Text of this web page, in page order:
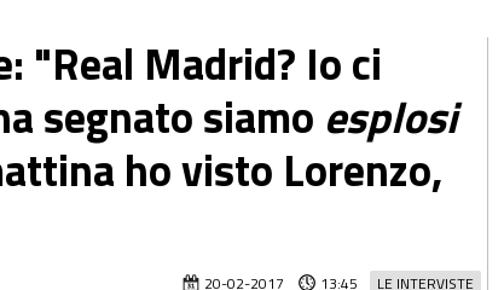
"Real Madrid? Io ci
segnato siamo esplosi
ho visto Lorenzo,
LE INTERVISTE
20-02-2017 13:45